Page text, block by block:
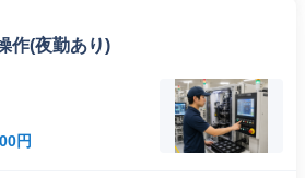
作(夜勤あり)
円